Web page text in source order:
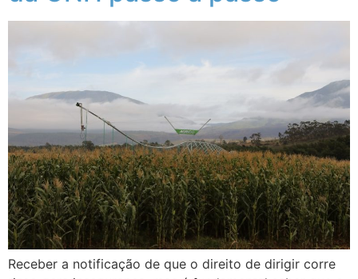
Receber a notificação de que o direito de dirigir corre